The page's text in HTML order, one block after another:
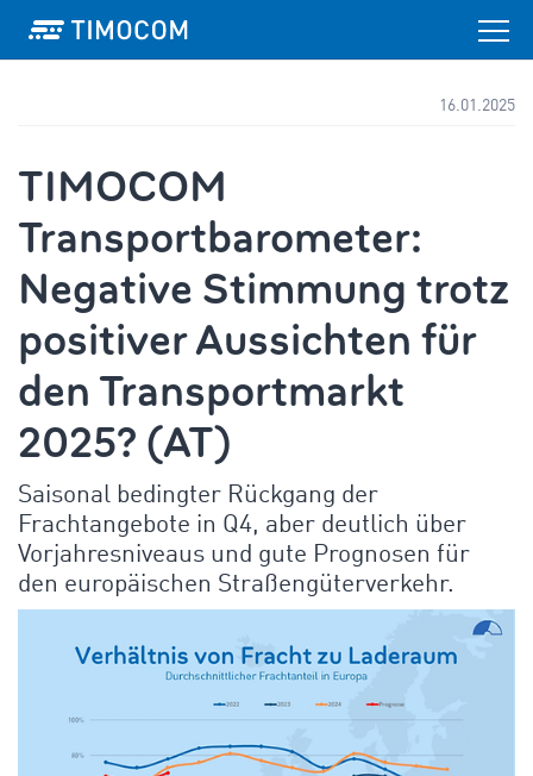
16.01.2025
TIMOCOM
Transportbarometer:
Negative Stimmung trotz
positiver Aussichten für
den Transportmarkt
2025? (AT)
Saisonal bedingter Rückgang der
Frachtangebote in Q4, aber deutlich über
Vorjahresniveaus und gute Prognosen für
den europäischen Straßengüterverkehr.